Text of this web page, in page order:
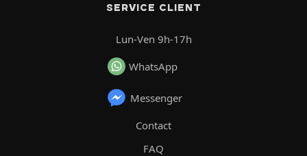
SERVICE CLIENT
Lun-Ven 9h-17h
WhatsApp
Messenger
Contact
FAQ